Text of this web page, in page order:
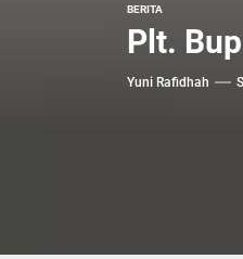
BERITA
Plt.
Yuni Rafidhah